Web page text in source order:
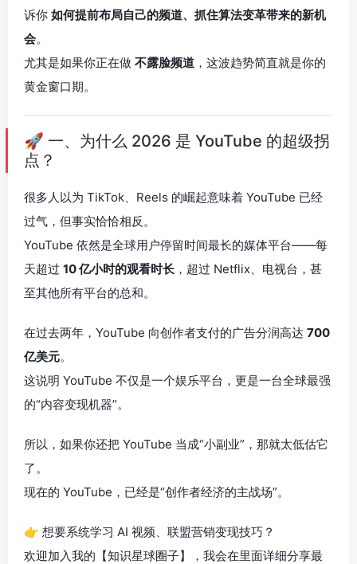
诉你 如何提前布局自己的频道、抓住算法变革带来的新机
会。
尤其是如果你正在做 不露脸频道 ，这波趋势简直就是你的
黄金窗口期。
🚀 一、为什么 2026 是 YouTube 的超级拐
点？
很多人以为 TikTok、Reels 的崛起意味着 YouTube 已经
过气，但事实恰恰相反。
YouTube 依然是全球用户停留时间最长的媒体平台——每
天超过 10 亿小时的观看时长 ，超过 Netflix、电视台，甚
至其他所有平台的总和。
在过去两年，YouTube 向创作者支付的广告分润高达 700
亿美元。
这说明 YouTube 不仅是一个娱乐平台，更是一台全球最强
的“内容变现机器”。
所以，如果你还把 YouTube 当成“小副业”，那就太低估它
了。
现在的 YouTube，已经是“创作者经济的主战场”。
👉 想要系统学习 AI 视频、联盟营销变现技巧？
欢迎加入我的【知识星球圈子】，我会在里面详细分享最